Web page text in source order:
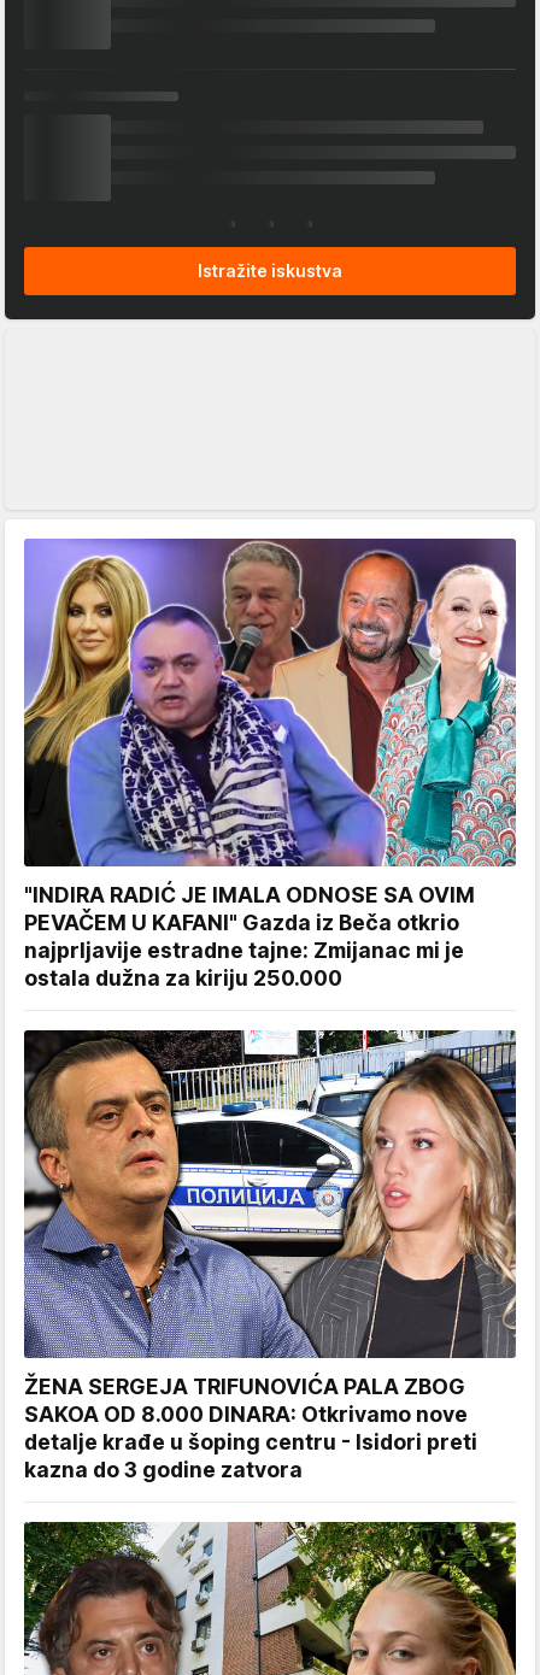
Istražite iskustva
"INDIRA RADIĆ JE IMALA ODNOSE SA OVIM
PEVAČEM U KAFANI" Gazda iz Beča otkrio
najprljavije estradne tajne: Zmijanac mi je
ostala dužna za kiriju 250.000
ŽENA SERGEJA TRIFUNOVIĆA PALA ZBOG
SAKOA OD 8.000 DINARA: Otkrivamo nove
detalje krađe u šoping centru - Isidori preti
kazna do 3 godine zatvora